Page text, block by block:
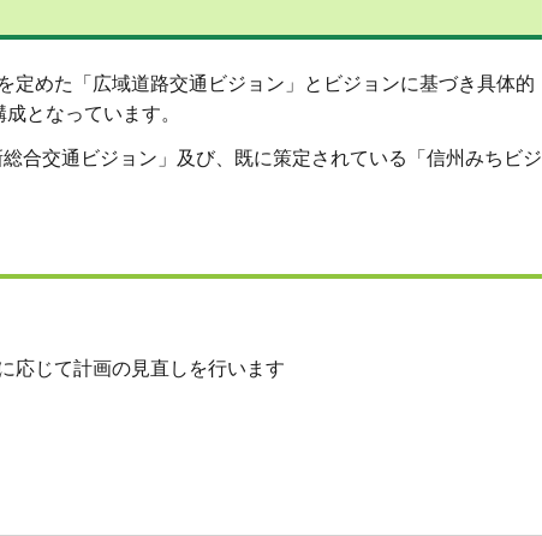
めた「広域道路交通ビジョン」とビジョンに基づき具体的
となっています。
合交通ビジョン」及び、既に策定されている「信州みちビジ
応じて計画の見直しを行います